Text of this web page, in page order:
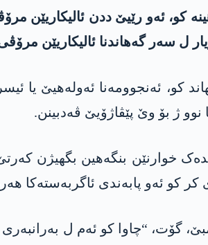
ل سەر گەھاندنا ئالیکاریێن
دوھی یەکشەمبێ 18/5/2025، راگھاند کو،
ژ بۆ وێ پێڤاژۆیێ ڤەدبینن.
ھندەک خوارنێن بنگەھین
کر کو ئەو پابەندی ئاگربەستەکا
گۆت، “چاوا کو ئەم ل